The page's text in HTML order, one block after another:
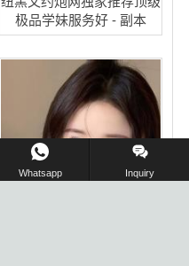
极品学妹服务好 - 副本
Whatsapp Inquiry